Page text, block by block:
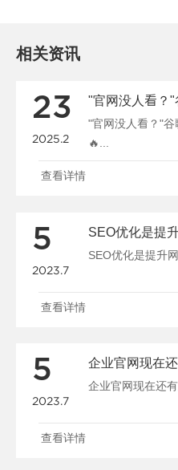
相关资讯
23
2025.2
"官网没人看？"
🔥...
查看详情
5
2023.7
SEO优化是提
SEO优化是提升
查看详情
5
2023.7
企业官网现在
企业官网现在还
查看详情